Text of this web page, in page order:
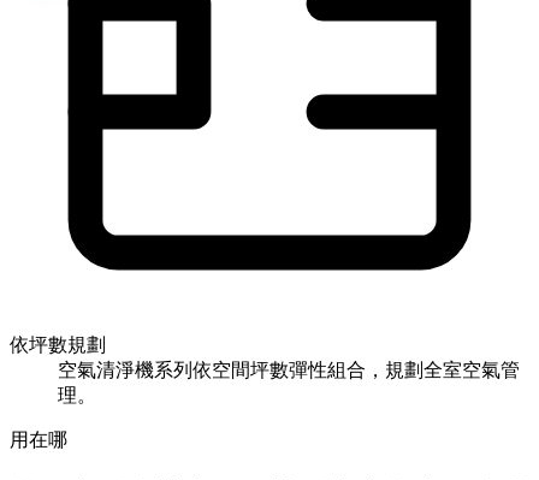
依坪數規劃
空氣清淨機系列依空間坪數彈性組合，規劃全室空氣管
理。
用在哪